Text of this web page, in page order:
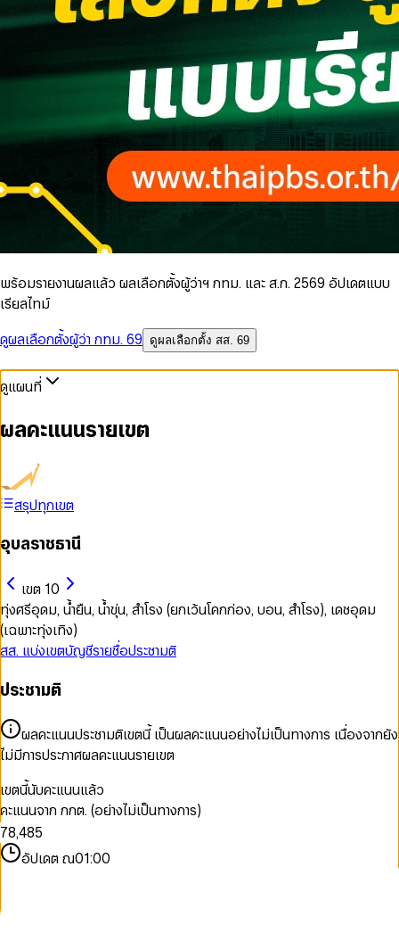
พร้อมรายงานผลแล้ว ผลเลือกตั้งผู้ว่าฯ กทม. และ ส.ก. 2569 อัปเดตแบบ
เรียลไทม์
ดูผลเลือกตั้งผู้ว่า กทม. 69
ดูผลเลือกตั้ง สส. 69
ดูแผนที่
ผลคะแนนรายเขต
สรุปทุกเขต
อุบลราชธานี
เขต 10
ทุ่งศรีอุดม, น้ำยืน, น้ำขุ่น, สำโรง (ยกเว้นโคกก่อง, บอน, สำโรง), เดชอุดม
(เฉพาะทุ่งเทิง)
สส. แบ่งเขตบัญชีรายชื่อประชามติ
ประชามติ
ผลคะแนนประชามติเขตนี้ เป็นผลคะแนนอย่างไม่เป็นทางการ เนื่องจากยัง
ไม่มีการประกาศผลคะแนนรายเขต
เขตนี้นับคะแนนแล้ว
คะแนนจาก กกต. (อย่างไม่เป็นทางการ)
0
1
2
3
4
5
6
7
8
9
0
1
2
3
4
5
6
7
8
9
,
0
1
2
3
4
5
6
0
2
3
4
5
6
7
8
9
0
1
2
3
4
5
6
7
อัปเดต ณ01:00